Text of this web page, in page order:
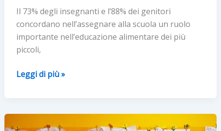
Il 73% degli insegnanti e l’88% dei genitori
concordano nell’assegnare alla scuola un ruolo
importante nell’educazione alimentare dei più
piccoli,
Mensa
RUOLO
CHIAVE
Leggi di più »